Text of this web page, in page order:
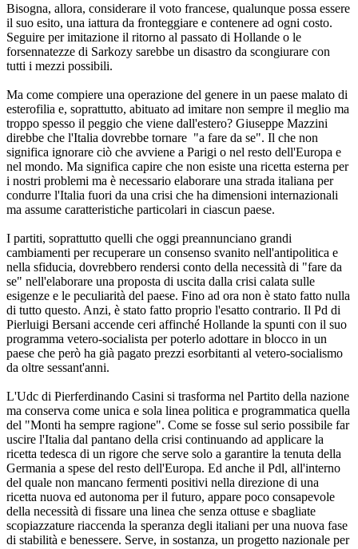
Bisogna, allora, considerare il voto francese, qualunque possa essere
il suo esito, una iattura da fronteggiare e contenere ad ogni costo.
Seguire per imitazione il ritorno al passato di Hollande o le
forsennatezze di Sarkozy sarebbe un disastro da scongiurare con
tutti i mezzi possibili.
Ma come compiere una operazione del genere in un paese malato di
esterofilia e, soprattutto, abituato ad imitare non sempre il meglio ma
troppo spesso il peggio che viene dall'estero? Giuseppe Mazzini
direbbe che l'Italia dovrebbe tornare "a fare da se". Il che non
significa ignorare ciò che avviene a Parigi o nel resto dell'Europa e
nel mondo. Ma significa capire che non esiste una ricetta esterna per
i nostri problemi ma è necessario elaborare una strada italiana per
condurre l'Italia fuori da una crisi che ha dimensioni internazionali
ma assume caratteristiche particolari in ciascun paese.
I partiti, soprattutto quelli che oggi preannunciano grandi
cambiamenti per recuperare un consenso svanito nell'antipolitica e
nella sfiducia, dovrebbero rendersi conto della necessità di "fare da
se" nell'elaborare una proposta di uscita dalla crisi calata sulle
esigenze e le peculiarità del paese. Fino ad ora non è stato fatto nulla
di tutto questo. Anzi, è stato fatto proprio l'esatto contrario. Il Pd di
Pierluigi Bersani accende ceri affinché Hollande la spunti con il suo
programma vetero-socialista per poterlo adottare in blocco in un
paese che però ha già pagato prezzi esorbitanti al vetero-socialismo
da oltre sessant'anni.
L'Udc di Pierferdinando Casini si trasforma nel Partito della nazione
ma conserva come unica e sola linea politica e programmatica quella
del "Monti ha sempre ragione". Come se fosse sul serio possibile far
uscire l'Italia dal pantano della crisi continuando ad applicare la
ricetta tedesca di un rigore che serve solo a garantire la tenuta della
Germania a spese del resto dell'Europa. Ed anche il Pdl, all'interno
del quale non mancano fermenti positivi nella direzione di una
ricetta nuova ed autonoma per il futuro, appare poco consapevole
della necessità di fissare una linea che senza ottuse e sbagliate
scopiazzature riaccenda la speranza degli italiani per una nuova fase
di stabilità e benessere. Serve, in sostanza, un progetto nazionale per